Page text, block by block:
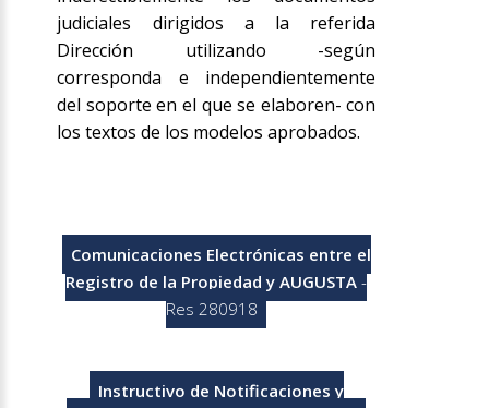
judiciales dirigidos a la referida
Dirección utilizando -según
corresponda e independientemente
del soporte en el que se elaboren- con
los textos de los modelos aprobados.
Comunicaciones Electrónicas entre el
Registro de la Propiedad y AUGUSTA -
Res 280918
Instructivo de Notificaciones y